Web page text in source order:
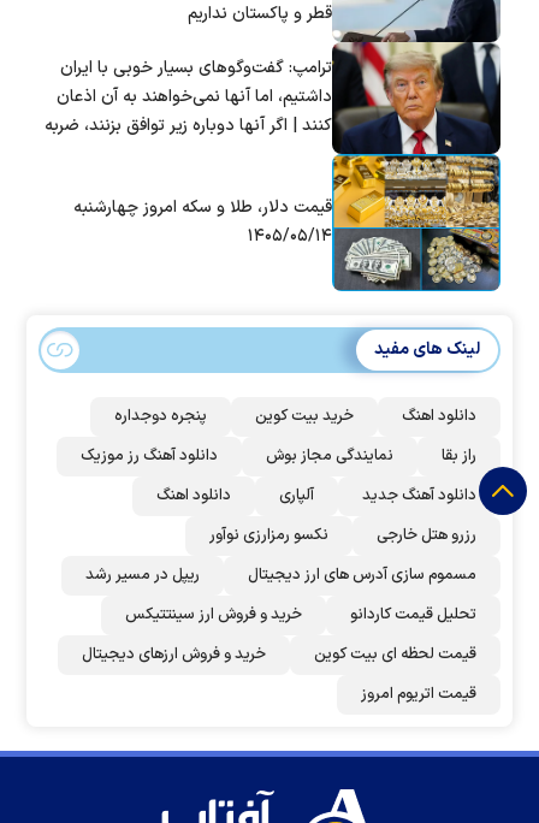
قطر و پاکستان نداریم
ترامپ: گفت‌و‌گو‌های بسیار خوبی با ایران
داشتیم، اما آنها نمی‌خواهند به آن اذعان
کنند | اگر آنها دوباره زیر توافق بزنند، ضربه
قیمت دلار، طلا و سکه امروز چهارشنبه
۱۴۰۵/۰۵/۱۴
لینک های مفید
دانلود اهنگ خرید بیت کوین
پنجره دوجداره
راز بقا
نمایندگی مجاز بوش
دانلود آهنگ رز‌ موزیک
دانلود آهنگ جدید
آلپاری
دانلود اهنگ
رزرو هتل خارجی
نکسو رمزارزی نوآور
مسموم سازی آدرس های ارز دیجیتال
ریپل در مسیر رشد
تحلیل قیمت کاردانو
خرید و فروش ارز سینتتیکس
قیمت لحظه ای بیت کوین
خرید و فروش ارزهای دیجیتال
قیمت اتریوم امروز